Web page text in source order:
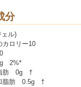
分
ェル)
カロリー10
2%*
肪 0g †
脂肪 0.5g †